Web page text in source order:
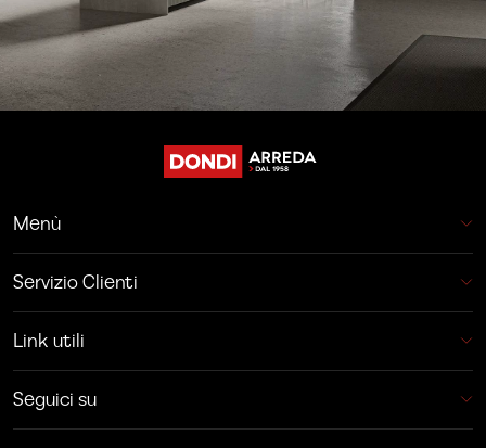
Menù
Servizio Clienti
Link utili
Seguici su